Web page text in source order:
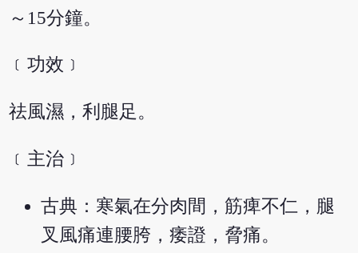
～15分鐘。
﹝功效﹞
祛風濕，利腿足。
﹝主治﹞
古典：寒氣在分肉間，筋痺不仁，腿
叉風痛連腰胯，痿證，脅痛。